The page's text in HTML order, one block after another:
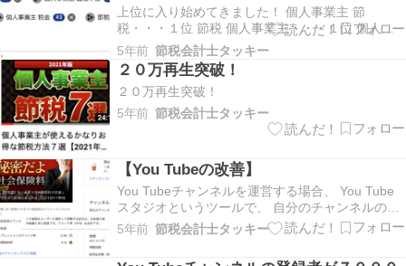
い…
上位に入り始めてきました！ 個人事業主 節
税・・・１位 節税 個人事業主・・・１位 個人事
業主 確定申告・３位 個人事業主 税金・・・３位
節税対策・・・・・・・３位 節
税・・・・・・・・・４位 けっこう大きめなワー
ドで１位とれたのと、 「節税」という超ビッグワ
ードで ４位に食…
5年前 節税会計士タッキー
２０万再生突破！
２０万再生突破！
5年前 節税会計士タッキー
【You Tubeの改善】
You Tubeチャンネルを運営する場合、 You Tube
スタジオというツールで、 自分のチャンネルの分
析ができます。 そして、You Tubeがわざわざ
「この動画はクリック率が高いので良い」 「この
5年前 節税会計士タッキー